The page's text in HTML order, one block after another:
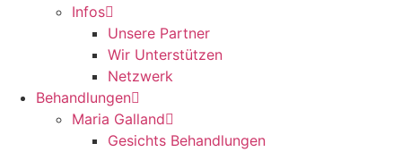
Infos
Unsere Partner
Wir Unterstützen
Netzwerk
Behandlungen
Maria Galland
Gesichts Behandlungen